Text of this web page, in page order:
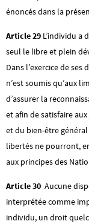
énoncés dans la
Article 29 L’individu a
seul le libre et plein
Dans l’exercice de
n’est soumis qu’aux
d’assurer la
et afin de satisfaire
et du bien-être
libertés ne pourront,
aux principes des
Article 30 Aucune
interprétée comme
individu, un droit